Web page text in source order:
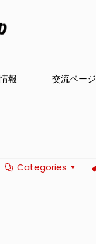
報 交流ページ
Categories